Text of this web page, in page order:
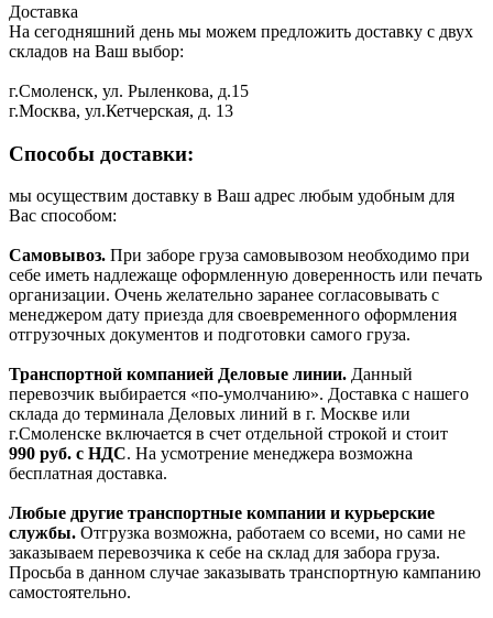
Доставка
На сегодняшний день мы можем предложить доставку с двух
складов на Ваш выбор:
г.Смоленск, ул. Рыленкова, д.15
г.Москва, ул.Кетчерская, д. 13
Способы доставки:
мы осуществим доставку в Ваш адрес любым удобным для
Вас способом:
Самовывоз. При заборе груза самовывозом необходимо при
себе иметь надлежаще оформленную доверенность или печать
организации. Очень желательно заранее согласовывать с
менеджером дату приезда для своевременного оформления
отгрузочных документов и подготовки самого груза.
Транспортной компанией Деловые линии. Данный
перевозчик выбирается «по-умолчанию». Доставка с нашего
склада до терминала Деловых линий в г. Москве или
г.Смоленске включается в счет отдельной строкой и стоит
990 руб. с НДС. На усмотрение менеджера возможна
бесплатная доставка.
Любые другие транспортные компании и курьерские
службы. Отгрузка возможна, работаем со всеми, но сами не
заказываем перевозчика к себе на склад для забора груза.
Просьба в данном случае заказывать транспортную кампанию
самостоятельно.